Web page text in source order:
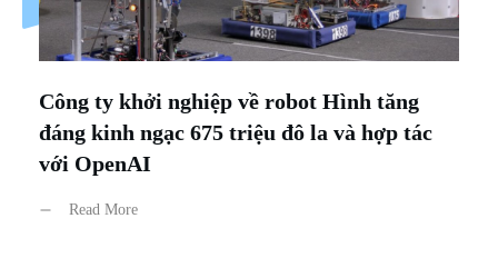
Công ty khởi nghiệp về robot Hình tăng
đáng kinh ngạc 675 triệu đô la và hợp tác
với OpenAI
Read More